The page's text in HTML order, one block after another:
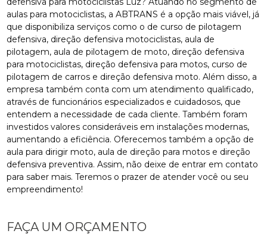
aulas para motociclistas, a ABTRANS é a opção mais viável, já
que disponibiliza serviços como o de curso de pilotagem
defensiva, direção defensiva motociclistas, aula de
pilotagem, aula de pilotagem de moto, direção defensiva
para motociclistas, direção defensiva para motos, curso de
pilotagem de carros e direção defensiva moto. Além disso, a
empresa também conta com um atendimento qualificado,
através de funcionários especializados e cuidadosos, que
entendem a necessidade de cada cliente. Também foram
investidos valores consideráveis em instalações modernas,
aumentando a eficiência. Oferecemos também a opção de
aula para dirigir moto, aula de direção para motos e direção
defensiva preventiva. Assim, não deixe de entrar em contato
para saber mais. Teremos o prazer de atender você ou seu
empreendimento!
FAÇA UM ORÇAMENTO